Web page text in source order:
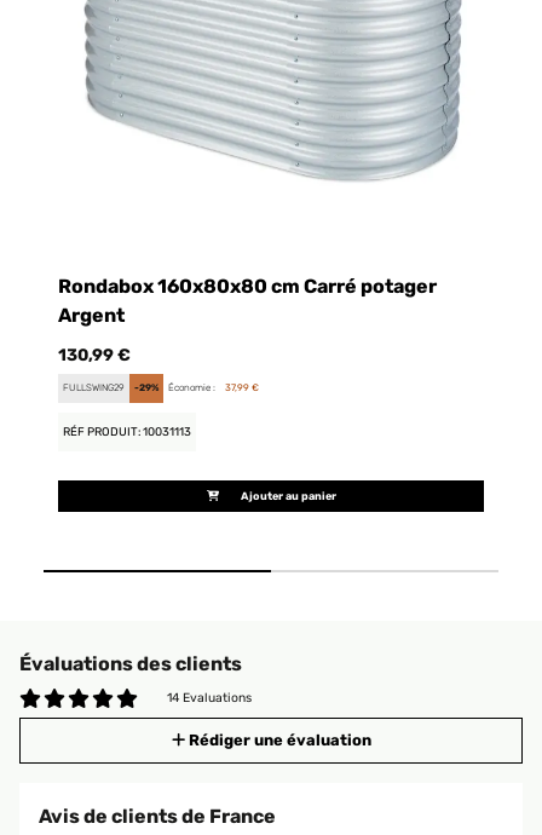
Rondabox 160x80x80 cm Carré potager
Argent
130,99 €
FULLSWING29 -29% Économie : 37,99 €
RÉF PRODUIT: 10031113
Ajouter au panier
Évaluations des clients
14 Evaluations
Rédiger une évaluation
Avis de clients de France